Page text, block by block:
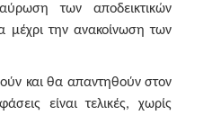
των αποδεικτικών
μέχρι την ανακοίνωση των
και θα απαντηθούν στον
είναι τελικές, χωρίς